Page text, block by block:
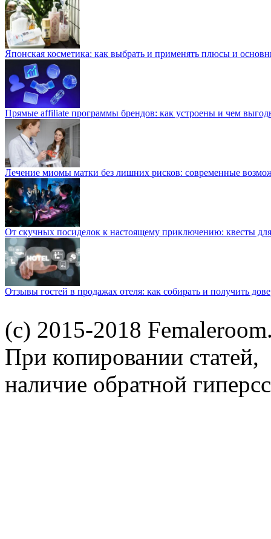
Японская косметика: как выбрать и применять плюсы и
Прямые affiliate программы брендов: как устроены и чем
Лечение миомы матки без лишних рисков: современные
От скучных посиделок к настоящему приключению: квесты
Отзывы гостей в продажах отеля: как собирать и получить
(c) 2015-2018
При копировании статей,
наличие обратной